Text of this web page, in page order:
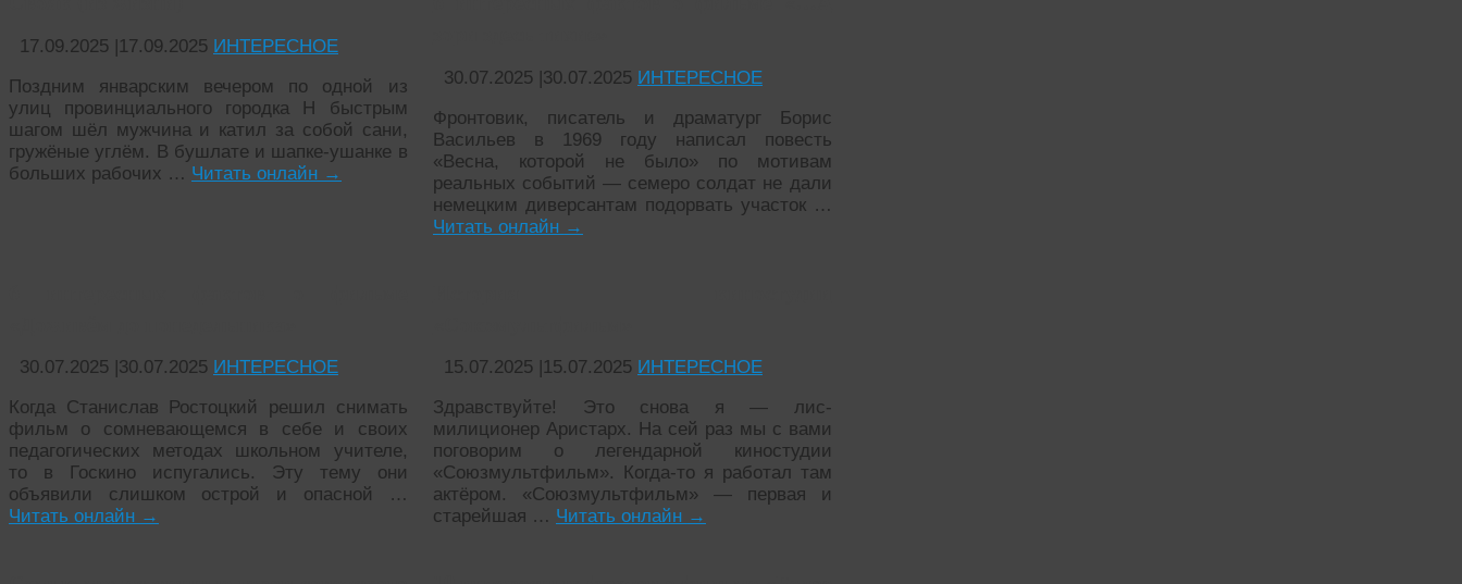
17.09.2025 |17.09.2025 ИНТЕРЕСНОЕ
Поздним январским вечером по одной из
улиц провинциального городка Н быстрым
шагом шёл мужчина и катил за собой сани,
гружёные углём. В бушлате и шапке-ушанке в
больших рабочих … Читать онлайн →
30.07.2025 |30.07.2025 ИНТЕРЕСНОЕ
Фронтовик, писатель и драматург Борис
Васильев в 1969 году написал повесть
«Весна, которой не было» по мотивам
реальных событий — семеро солдат не дали
немецким диверсантам подорвать участок …
Читать онлайн →
30.07.2025 30.07.2025 ИНТЕРЕСНОЕ
Когда Станислав Ростоцкий решил снимать
фильм о сомневающемся в себе и своих
педагогических методах школьном учителе,
то в Госкино испугались. Эту тему они
объявили слишком острой и опасной …
Читать онлайн →
15.07.2025 15.07.2025 ИНТЕРЕСНОЕ
Здравствуйте! Это снова я — лис-
милиционер Аристарх. На сей раз мы с вами
поговорим о легендарной киностудии
«Союзмультфильм». Когда-то я работал там
актёром. «Союзмультфильм» — первая и
старейшая … Читать онлайн →